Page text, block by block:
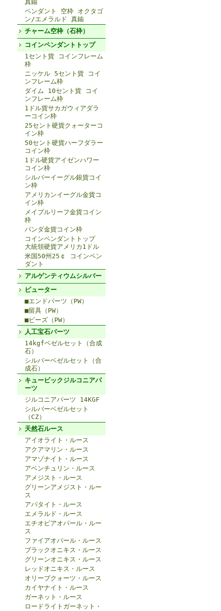
真鍮
ペンダント 空枠 オクタゴ
ン/エメラルド 真鍮
チャーム空枠（石枠）
コインペンダントトップ
1セント貨 コインフレーム
枠
ニッケル 5セント貨 コイ
ンフレーム枠
ダイム 10セント貨 コイ
ンフレーム枠
1ドル貨サカガウィアダラ
ーコイン枠
25セント硬貨クォーターコ
イン枠
50セント硬貨ハーフダラー
コイン枠
1ドル硬貨アイゼンハワー
コイン枠
シルバーイーグル銀貨コイ
ン枠
アメリカンイーグル金貨コ
イン枠
メイプルリーフ金貨コイン
枠
パンダ金貨コイン枠
コインペンダントトップ
大統領硬貨アメリカ1ドル
米国50州25￠ コインペン
ダント
アルゲンティウムシルバー
ピューター
■エンドパーツ（PW）
■留具（PW）
■ビーズ（PW）
人工宝石パーツ
14kgfベゼルセット（合成
石）
シルバーベゼルセット（合
成石）
キュービックジルコニアパ
ーツ
ジルコニアパーツ 14KGF
シルバーベゼルセット
（CZ）
天然石ルース
アイオライト・ルース
アクアマリン・ルース
アマゾナイト・ルース
アベンチュリン・ルース
アメジスト・ルース
グリーンアメジスト・ルー
ス
アパタイト・ルース
エメラルド・ルース
エチオピアオパール・ルー
ス
ファイアオパール・ルース
ブラックオニキス・ルース
グリーンオニキス・ルース
レッドオニキス・ルース
オリーブクォーツ・ルース
カイヤナイト・ルース
ガーネット・ルース
ロードライトガーネット・